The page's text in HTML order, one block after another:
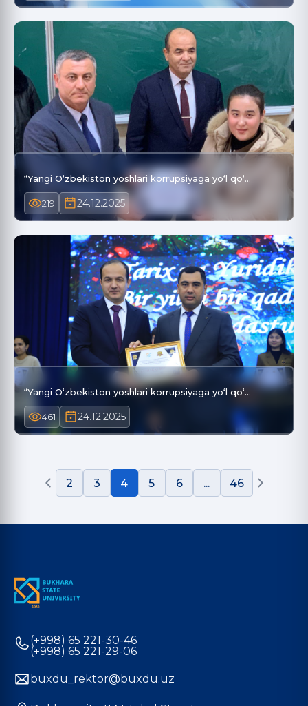
“Yangi O‘zbekiston yoshlari korrupsiyaga yo‘l qo‘…
219 24.12.2025
“Yangi O‘zbekiston yoshlari korrupsiyaga yo‘l qo‘…
461 24.12.2025
2 3 4 5 6 ... 46
(+998) 65 221-30-46
(+998) 65 221-29-06
buxdu_rektor@buxdu.uz